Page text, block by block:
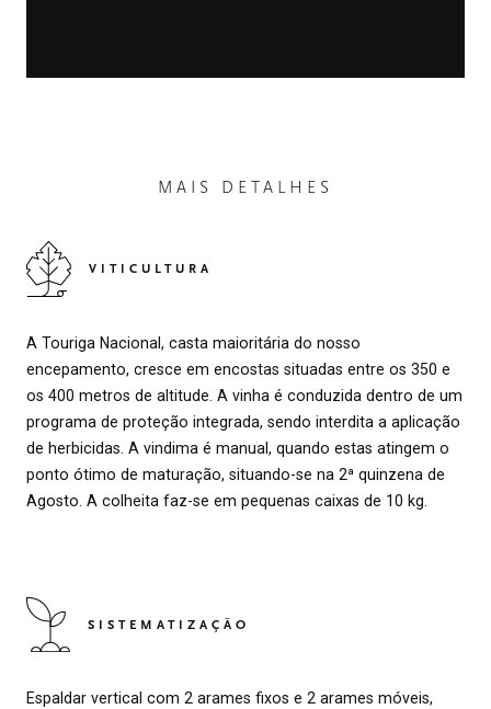
MAIS DETALHES
VITICULTURA
A Touriga Nacional, casta maioritária do nosso
encepamento, cresce em encostas situadas entre os 350 e
os 400 metros de altitude. A vinha é conduzida dentro de um
programa de proteção integrada, sendo interdita a aplicação
de herbicidas. A vindima é manual, quando estas atingem o
ponto ótimo de maturação, situando-se na 2ª quinzena de
Agosto. A colheita faz-se em pequenas caixas de 10 kg.
SISTEMATIZAÇÃO
Espaldar vertical com 2 arames fixos e 2 arames móveis,